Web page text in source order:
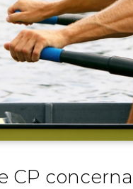
CP